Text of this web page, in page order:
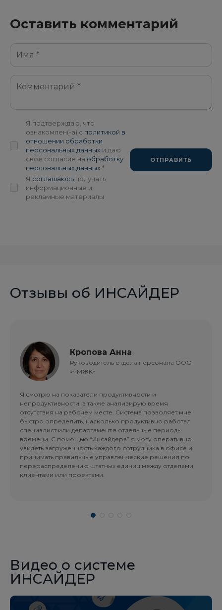
Оставить комментарий
Я подтверждаю, что
ознакомлен(-а) с политикой в
отношении обработки
персональных данных и даю
свое согласие на обработку
персональных данных*
Я соглашаюсь получать
информационные и
рекламные материалы
ОТПРАВИТЬ
Отзывы об ИНСАЙДЕР
Кропова Анна
Руководитель отдела персонала ООО
«ЧМЖК»
Я смотрю на показатели продуктивности и
непродуктивности, а также анализирую время
отсутствия на рабочем месте. Система позволяет мне
быстро определить, насколько продуктивно работал
специалист или департамент в отдельные периоды
времени. С помощью “Инсайдера” я могу оперативно
увидеть загруженность каждого сотрудника в офисе и
принимать правильные управленческие решения по
перераспределению штатных единиц между отделами,
клиентами или проектами.
Видео о системе
ИНСАЙДЕР